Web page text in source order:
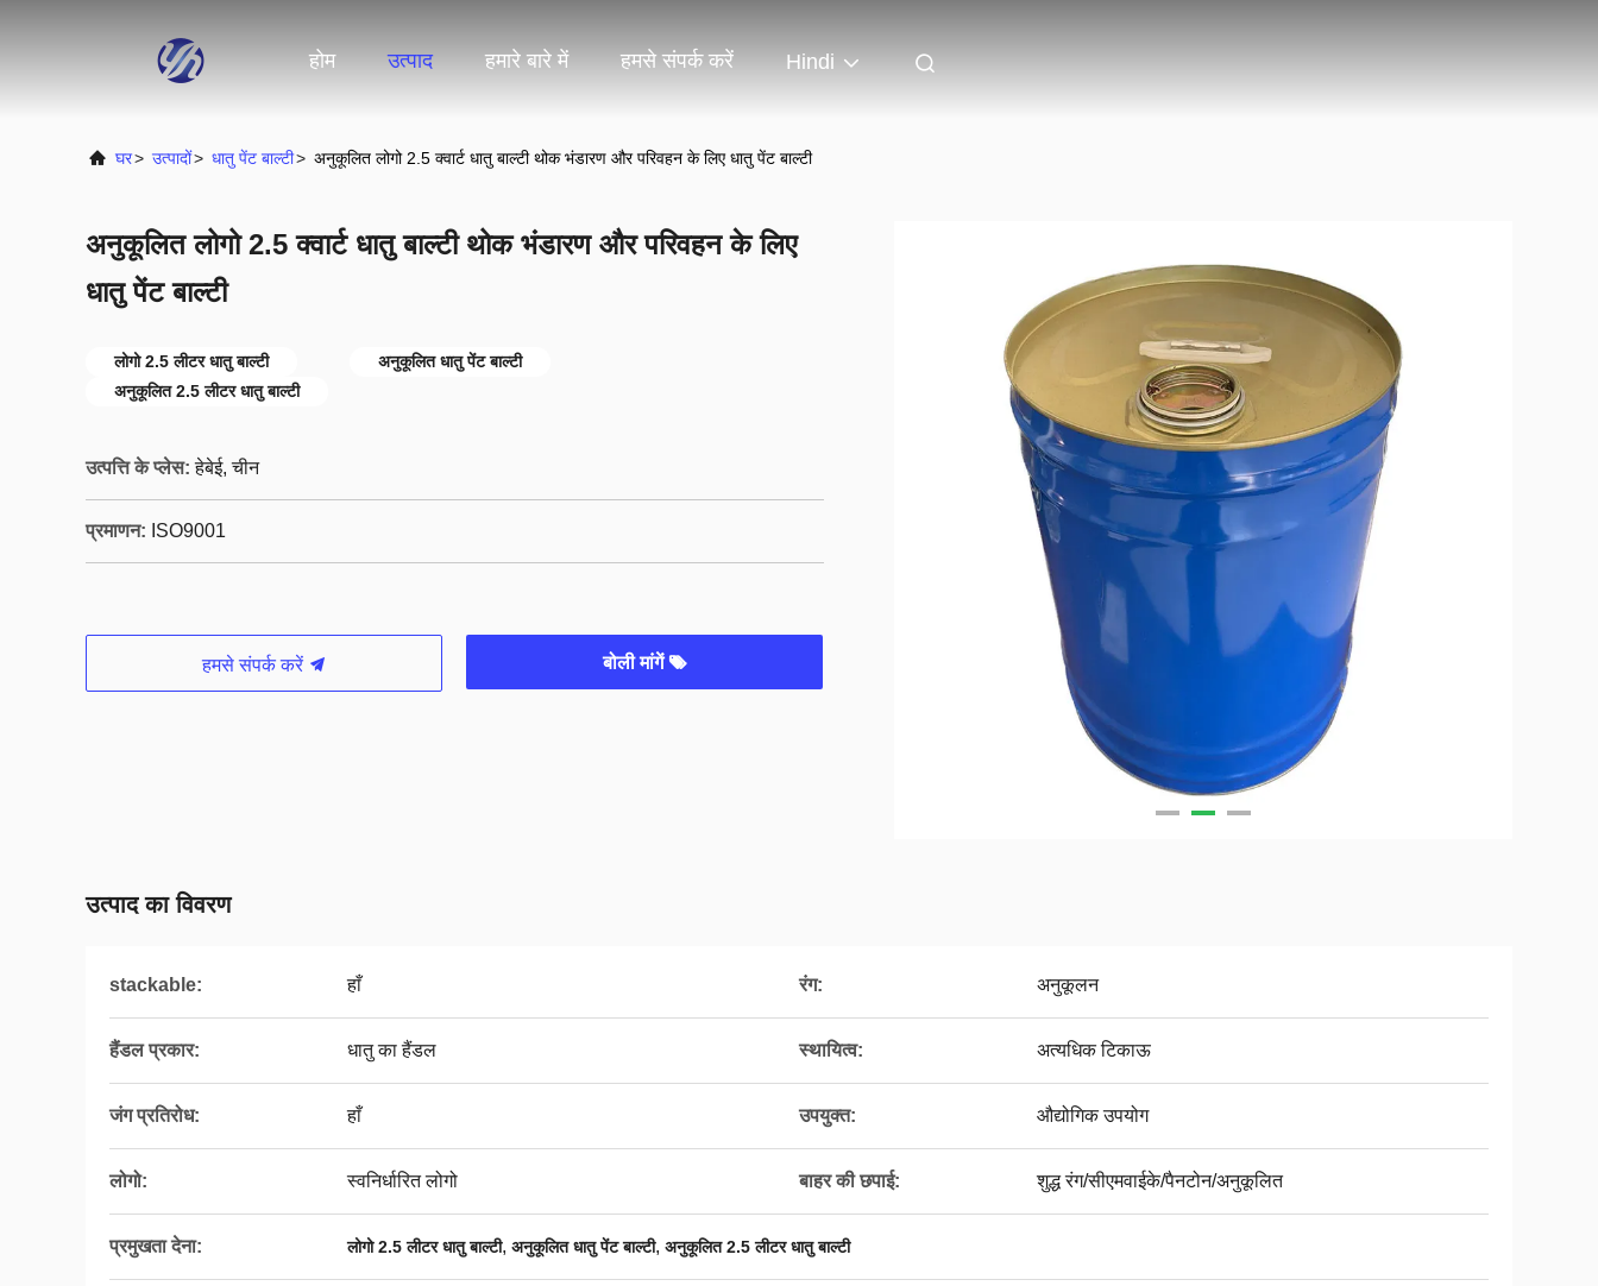
होम उत्पाद हमारे बारे में हमसे संपर्क करें Hindi
घर> उत्पादों> धातु पेंट बाल्टी> अनुकूलित लोगो 2.5 क्वार्ट धातु बाल्टी थोक भंडारण और परिवहन के लिए धातु पेंट बाल्टी
अनुकूलित लोगो 2.5 क्वार्ट धातु बाल्टी थोक भंडारण और परिवहन के लिए
धातु पेंट बाल्टी
लोगो 2.5 लीटर धातु बाल्टी
अनुकूलित धातु पेंट बाल्टी
अनुकूलित 2.5 लीटर धातु बाल्टी
उत्पत्ति के प्लेस: हेबेई, चीन
प्रमाणन: ISO9001
हमसे संपर्क करें बोली मांगें
उत्पाद का विवरण
stackable: हाँ रंग: अनुकूलन
हैंडल प्रकार: धातु का हैंडल स्थायित्व: अत्यधिक टिकाऊ
जंग प्रतिरोध: हाँ उपयुक्त: औद्योगिक उपयोग
लोगो: स्वनिर्धारित लोगो बाहर की छपाई: शुद्ध रंग/सीएमवाईके/पैनटोन/अनुकूलित
प्रमुखता देना: लोगो 2.5 लीटर धातु बाल्टी, अनुकूलित धातु पेंट बाल्टी, अनुकूलित 2.5 लीटर धातु बाल्टी